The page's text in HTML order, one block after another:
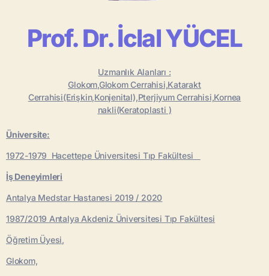
Prof. Dr. İclal YÜCEL
Uzmanlık Alanları :
Glokom,Glokom Cerrahisi,Katarakt
Cerrahisi(Erişkin,Konjenital),Pterjiyum Cerrahisi,Kornea
nakli(Keratoplasti )
Üniversite:
1972-1979 Hacettepe Üniversitesi Tıp Fakültesi
İş Deneyimleri
Antalya Medstar Hastanesi 2019 / 2020
1987/2019 Antalya Akdeniz Üniversitesi Tıp Fakültesi
Öğretim Üyesi,
Glokom,